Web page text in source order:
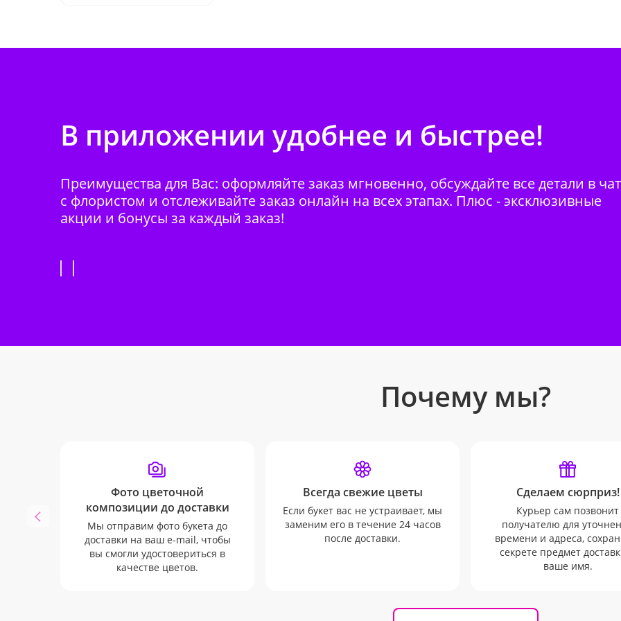
В приложении удобнее и быстрее!
Преимущества для Вас: оформляйте заказ мгновенно, обсуждайте все детали в
с флористом и отслеживайте заказ онлайн на всех этапах. Плюс - эксклюзивные
акции и бонусы за каждый заказ!
Почему мы?
Фото цветочной
композиции до доставки
Мы отправим фото букета до
доставки на ваш e-mail, чтобы
вы смогли удостовериться в
качестве цветов.
Всегда свежие цветы
Если букет вас не устраивает, мы
заменим его в течение 24 часов
после доставки.
Сделаем сюрприз!
Курьер сам позвонит
получателю для
времени и адреса,
секрете предмет
ваше имя.